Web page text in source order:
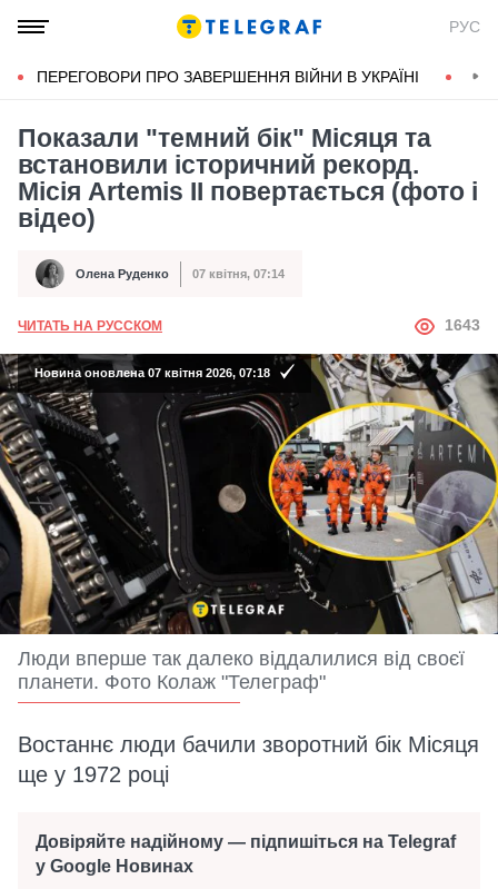
РУС
ПЕРЕГОВОРИ ПРО ЗАВЕРШЕННЯ ВІЙНИ В УКРАЇНІ
Показали "темний бік" Місяця та
встановили історичний рекорд.
Місія Artemis II повертається (фото і
відео)
Автор Олена Руденко
Дата публікації 07 квітня, 07:14
ЧИТАТЬ НА РУССКОМ АВТОР
1643
Новина оновлена 07 квітня 2026, 07:18
Люди вперше так далеко віддалилися від своєї
планети. Фото Колаж "Телеграф"
Востаннє люди бачили зворотний бік Місяця
ще у 1972 році
Довіряйте надійному — підпишіться на Telegraf
у Google Новинах